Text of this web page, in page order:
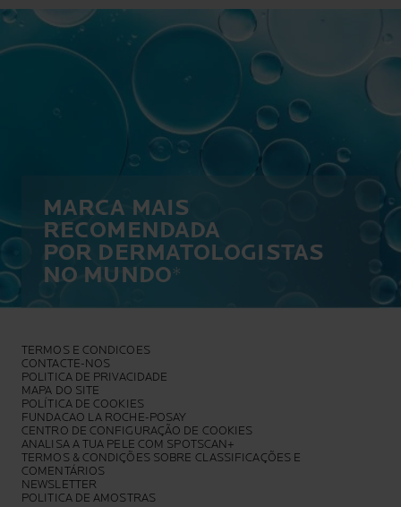
MARCA MAIS
RECOMENDADA
POR DERMATOLOGISTAS
NO MUNDO*
TERMOS E CONDICOES
CONTACTE-NOS
POLITICA DE PRIVACIDADE
MAPA DO SITE
POLÍTICA DE COOKIES
FUNDACAO LA ROCHE-POSAY
CENTRO DE CONFIGURAÇÃO DE COOKIES
ANALISA A TUA PELE COM SPOTSCAN+
TERMOS & CONDIÇÕES SOBRE CLASSIFICAÇÕES E
COMENTÁRIOS
NEWSLETTER
POLITICA DE AMOSTRAS